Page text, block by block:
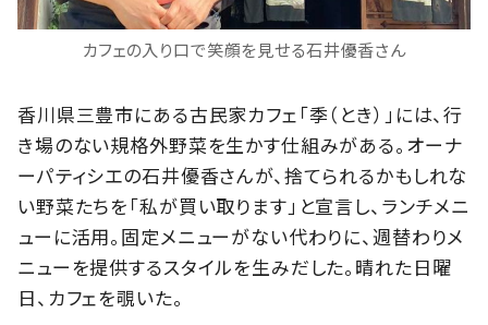
カフェの入り口で笑顔を見せる石井優香さん
香川県三豊市にある古民家カフェ「季（とき）」には、行
き場のない規格外野菜を生かす仕組みがある。オーナ
ーパティシエの石井優香さんが、捨てられるかもしれな
い野菜たちを「私が買い取ります」と宣言し、ランチメニ
ューに活用。固定メニューがない代わりに、週替わりメ
ニューを提供するスタイルを生みだした。晴れた日曜
日、カフェを覗いた。